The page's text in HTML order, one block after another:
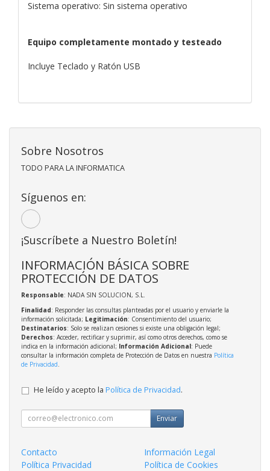
Sistema operativo: Sin sistema operativo
Equipo completamente montado y testeado
Incluye Teclado y Ratón USB
Sobre Nosotros
TODO PARA LA INFORMATICA
Síguenos en:
¡Suscríbete a Nuestro Boletín!
INFORMACIÓN BÁSICA SOBRE
PROTECCIÓN DE DATOS
Responsable: NADA SIN SOLUCION, S.L.
Finalidad: Responder las consultas planteadas por el usuario y enviarle la
información solicitada; Legitimación: Consentimiento del usuario;
Destinatarios: Solo se realizan cesiones si existe una obligación legal;
Derechos: Acceder, rectificar y suprimir, así como otros derechos, como se
indica en la información adicional; Información Adicional: Puede
consultar la información completa de Protección de Datos en nuestra Política
de Privacidad
He leído y acepto la Política de Privacidad.
Enviar
Contacto
Información Legal
Política Privacidad
Política de Cookies